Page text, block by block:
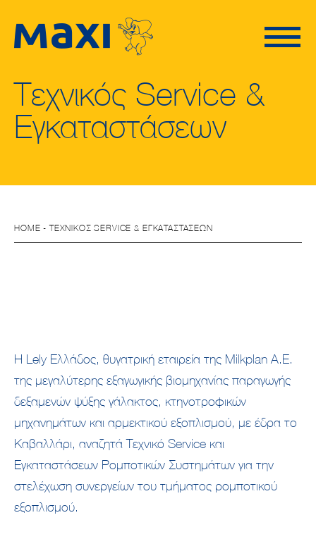
Τεχνικός Service &
Εγκαταστάσεων
HOME - ΤΕΧΝΙΚΟΣ SERVICE & ΕΓΚΑΤΑΣΤΑΣΕΩΝ
Η Lely Ελλάδος, θυγατρική εταιρεία της Milkplan Α.Ε.
της μεγαλύτερης εξαγωγικής βιομηχανίας παραγωγής
δεξαμενών ψύξης γάλακτος, κτηνοτροφικών
μηχανημάτων και αρμεκτικού εξοπλισμού, με έδρα το
Καβαλλάρι, αναζητά Τεχνικό Service και
Εγκαταστάσεων Ρομποτικών Συστημάτων για την
στελέχωση συνεργείων του τμήματος ρομποτικού
εξοπλισμού.